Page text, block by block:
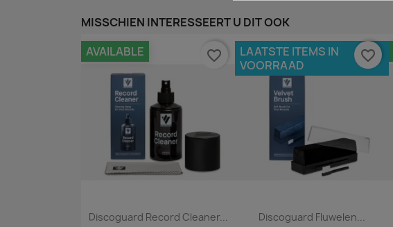
MISSCHIEN INTERESSEERT U DIT OOK
Snel bekijken
Discoguard Record Cleaner...
AVAILABLE favorite_border
Snel bekijken
Discoguard Fluwelen...
LAATSTE ITEMS IN
VOORRAAD
favorite_border